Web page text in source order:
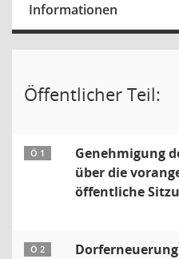
Informationen
Öffentlicher Teil:
Ö 1
Genehmigung
über die
öffentliche
Ö 2